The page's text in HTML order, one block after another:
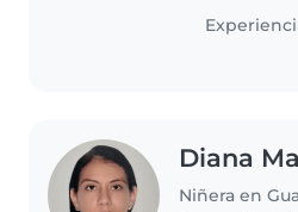
bebés, niños
preescolares
Diana